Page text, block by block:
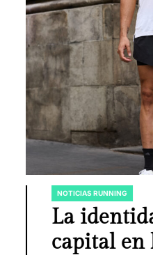
POSTED
NOTICIAS RUNNING
La
capital en